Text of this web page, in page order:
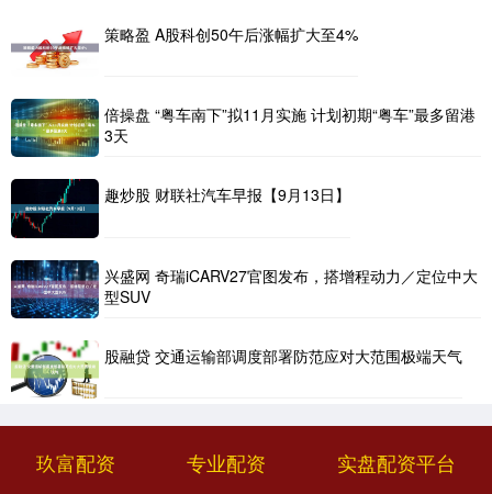
策略盈 A股科创50午后涨幅扩大至4%
倍操盘 “粤车南下”拟11月实施 计划初期“粤车”最多留港
3天
趣炒股 财联社汽车早报【9月13日】
兴盛网 奇瑞iCARV27官图发布，搭增程动力／定位中大
型SUV
股融贷 交通运输部调度部署防范应对大范围极端天气
玖富配资 专业配资 实盘配资平台